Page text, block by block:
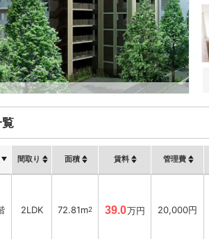
覧
間取り 面積 賃料 管理費
2LDK 72.81m2 39.0万円 20,000円